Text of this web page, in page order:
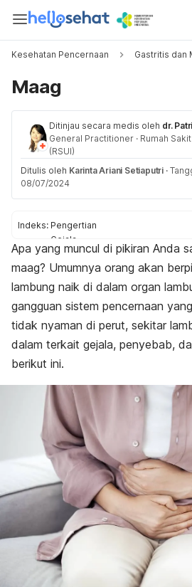
Kesehatan Pencernaan Gastritis dan
Maag
Ditinjau secara medis oleh dr.
General Practitioner · Rumah
(RSUI)
Ditulis oleh Karinta Ariani Setiaputri ·
08/07/2024
Indeks: Pengertian
Gejala
Penyebab
Komplikasi
Diagnosis
Pengobatan
Perawatan di rumah
Pencegahan
Apa yang muncul di pikiran Anda
maag? Umumnya orang akan
lambung naik di dalam organ
gangguan sistem pencernaan
tidak nyaman di perut, sekitar
dalam terkait gejala, penyebab,
berikut ini.